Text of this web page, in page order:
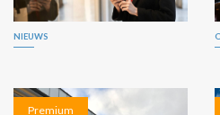
NIEUWS
Premium